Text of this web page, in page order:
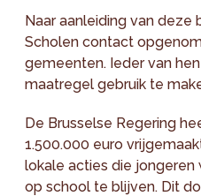
Naar aanleiding van
Scholen contact
gemeenten. Ieder van
maatregel gebruik te
De Brusselse Regering
1.500.000 euro
lokale acties die
op school te blijven. Dit